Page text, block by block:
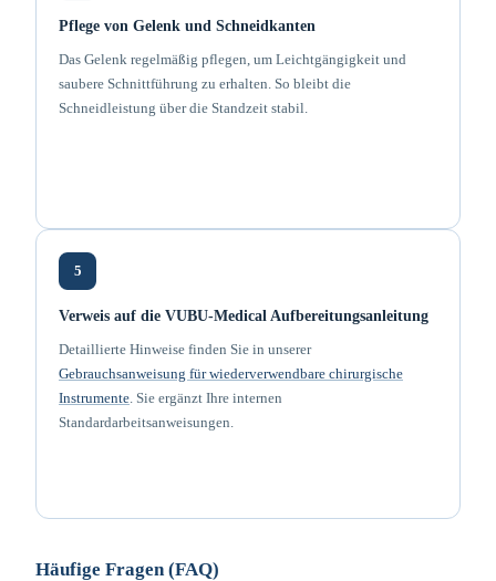
Pflege von Gelenk und Schneidkanten
Das Gelenk regelmäßig pflegen, um Leichtgängigkeit und
saubere Schnittführung zu erhalten. So bleibt die
Schneidleistung über die Standzeit stabil.
5
Verweis auf die VUBU-Medical Aufbereitungsanleitung
Detaillierte Hinweise finden Sie in unserer
Gebrauchsanweisung für wiederverwendbare chirurgische
Instrumente. Sie ergänzt Ihre internen
Standardarbeitsanweisungen.
Häufige Fragen (FAQ)